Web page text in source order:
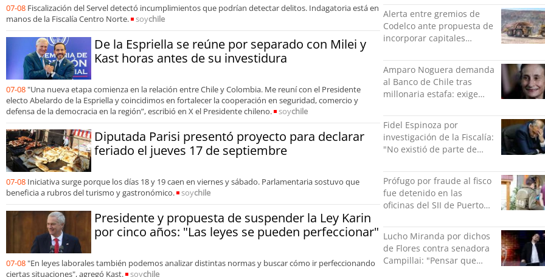
07-08 Fiscalización del Servel detectó incumplimientos que podrían detectar delitos. Indagatoria está en
manos de la Fiscalía Centro Norte.
soychile
De la Espriella se reúne por separado con Milei y
Kast horas antes de su investidura
07-08 "Una nueva etapa comienza en la relación entre Chile y Colombia. Me reuní con el Presidente
electo Abelardo de la Espriella y coincidimos en fortalecer la cooperación en seguridad, comercio y
defensa de la democracia en la región”, escribió en X el Presidente chileno.
soychile
Diputada Parisi presentó proyecto para declarar
feriado el jueves 17 de septiembre
07-08 Iniciativa surge porque los días 18 y 19 caen en viernes y sábado. Parlamentaria sostuvo que
beneficia a rubros del turismo y gastronómico.
soychile
Presidente y propuesta de suspender la Ley Karin
por cinco años: "Las leyes se pueden perfeccionar"
07-08 "En leyes laborales también podemos analizar distintas normas y buscar cómo ir perfeccionando
ciertas situaciones", agregó Kast.
soychile
orgullo”
Alerta entre gremios de
Codelco ante propuesta de
incorporar capitales
Amparo Noguera demanda
al Banco de Chile tras
millonaria estafa: exige
Fidel Espinoza por
investigación de la Fiscalía:
"No existió de parte de
violencia física ni verbal"
Prófugo por fraude al fisco
fue detenido en las
oficinas del SII de Puerto
facturas
Lucho Miranda por dichos
de Flores contra senadora
Campillai: "Pensar que